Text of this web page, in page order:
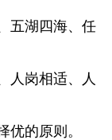
湖四海、任
岗相适、人
的原则。